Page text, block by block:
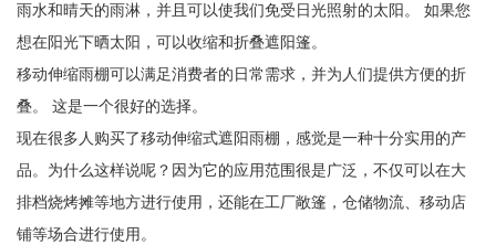
雨水和晴天的雨淋，并且可以使我们免受日光照射的太阳。 如果您
想在阳光下晒太阳，可以收缩和折叠遮阳篷。
移动伸缩雨棚可以满足消费者的日常需求，并为人们提供方便的折
叠。 这是一个很好的选择。
现在很多人购买了移动伸缩式遮阳雨棚，感觉是一种十分实用的产
品。为什么这样说呢？因为它的应用范围很是广泛，不仅可以在大
排档烧烤摊等地方进行使用，还能在工厂敞篷，仓储物流、移动店
铺等场合进行使用。